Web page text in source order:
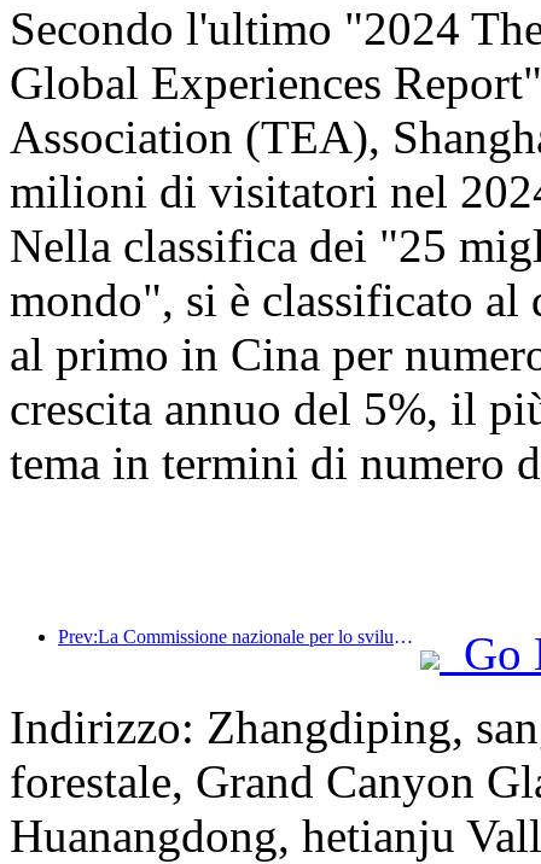
Secondo l'ultimo "2024
Global Experiences
Association (TEA),
milioni di visitatori nel
Nella classifica dei "25
mondo", si è classificato
al primo in Cina per
crescita annuo del 5%, il
tema in termini di numero
Prev:La Commissione nazionale per lo sviluppo e la riforma ha pubblicato il primo lotto di 49 destinazioni sportive all'aperto di alta qualità
Go
Indirizzo: Zhangdiping,
forestale, Grand Canyon
Huanangdong, hetianju